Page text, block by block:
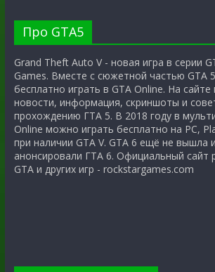
Про GTA5
Grand Theft Auto V - новая игра в серии
Games. Вместе с сюжетной частью GTA
бесплатно играть в GTA Online. На сайте
новости, информация, скриншоты и
прохождению ГТА 5. В 2018 году в
Online можно играть бесплатно на PC,
при наличии GTA V. GTA 6 ещё не вышла
анонсировали ГТА 6. Официальный сайт
GTA и других игр - rockstargames.com